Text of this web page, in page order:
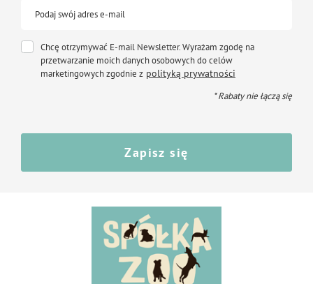
Podaj swój adres e-mail
Chcę otrzymywać E-mail Newsletter. Wyrażam zgodę na
przetwarzanie moich danych osobowych do celów
marketingowych zgodnie z polityką prywatności
* Rabaty nie łączą się
Zapisz się